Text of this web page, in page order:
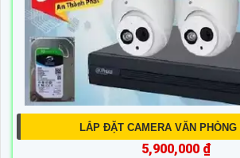
LẮP ĐẶT CAMERA VĂN PHÒNG
5,900,000 ₫